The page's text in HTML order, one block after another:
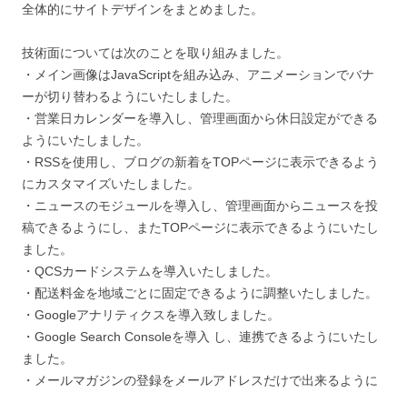
全体的にサイトデザインをまとめました。
技術面については次のことを取り組みました。
・メイン画像はJavaScriptを組み込み、アニメーションでバナ
ーが切り替わるようにいたしました。
・営業日カレンダーを導入し、管理画面から休日設定ができる
ようにいたしました。
・RSSを使用し、ブログの新着をTOPページに表示できるよう
にカスタマイズいたしました。
・ニュースのモジュールを導入し、管理画面からニュースを投
稿できるようにし、またTOPページに表示できるようにいたし
ました。
・QCSカードシステムを導入いたしました。
・配送料金を地域ごとに固定できるように調整いたしました。
・Googleアナリティクスを導入致しました。
・Google Search Consoleを導入 し、連携できるようにいたし
ました。
・メールマガジンの登録をメールアドレスだけで出来るように